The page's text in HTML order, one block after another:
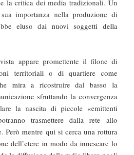
la critica dei media tradizionali. Un
importanza nella produzione di
eluso dai nuovi soggetti della
appare promettente il filone di
territoriali o di quartiere come
mira a ricostruire dal basso la
sfruttando la convergenza
la nascita di piccole «emittenti
trasmettere dalla rete allo
Però mentre qui si cerca una rottura
dell’etere in modo da innescare lo